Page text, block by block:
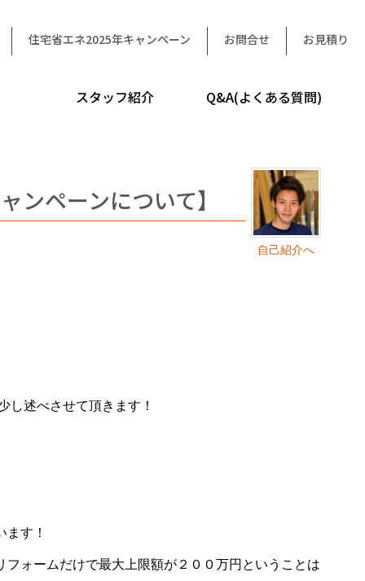
住宅省エネ2025年キャンペーン お問合せ お見積り
スタッフ紹介 Q&A(よくある質問)
自己紹介へ
ンペーンについて】
し述べさせて頂きます！
す！
ォームだけで最大上限額が２００万円ということは